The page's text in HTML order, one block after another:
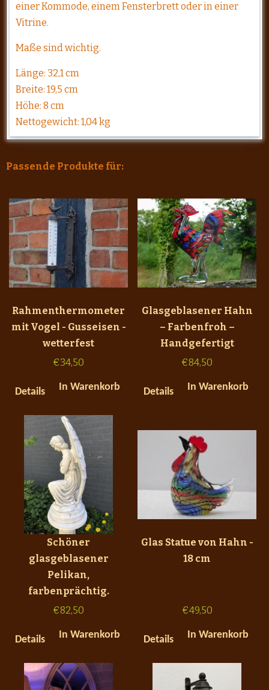
einer Kommode, einem Fensterbrett oder in einer
Vitrine.
Maße sind wichtig.
Länge: 32,1 cm
Breite: 19,5 cm
Höhe: 8 cm
Nettogewicht: 1,04 kg
Passende Produkte für:
Rahmenthermometer
mit Vogel - Gusseisen -
wetterfest
€34,50
Details In Warenkorb
Glasgeblasener Hahn
– Farbenfroh –
Handgefertigt
€84,50
Details In Warenkorb
Schöner
glasgeblasener
Pelikan,
farbenprächtig.
€82,50
Details In Warenkorb
Glas Statue von Hahn -
18 cm
€49,50
Details In Warenkorb